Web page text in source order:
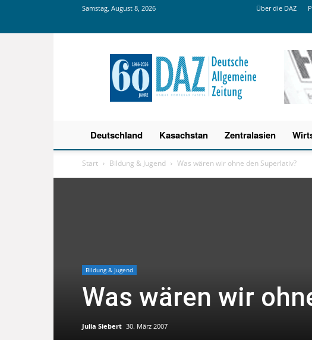
Samstag, August 8, 2026 Über die DAZ
Deutsche
Allgemeine
Zeitung
Deutschland Kasachstan Zentralasien
Start Bildung & Jugend Was wären wir ohne den Superlativ?
Bildung & Jugend
Was wären wir
Julia Siebert 30. März 2007